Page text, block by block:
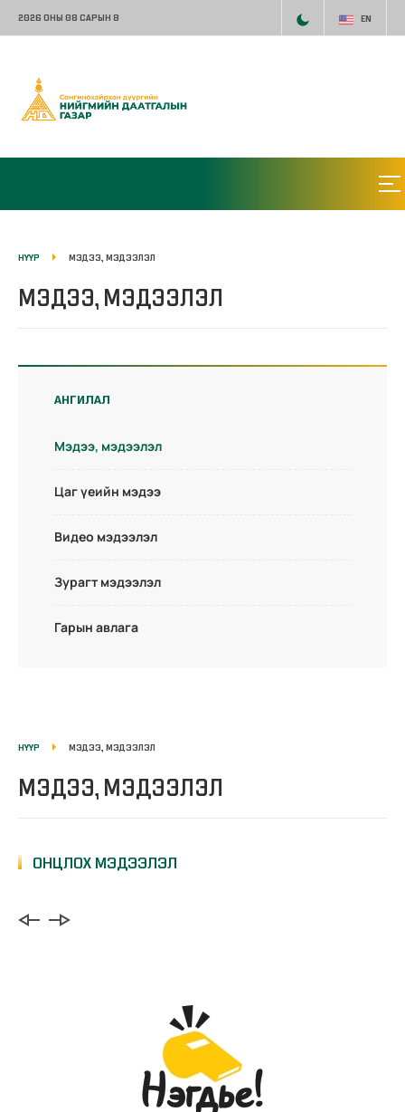
2026 ОНЫ 08 САРЫН 8 EN
НҮҮР МЭДЭЭ, МЭДЭЭЛЭЛ
МЭДЭЭ, МЭДЭЭЛЭЛ
АНГИЛАЛ
Мэдээ, мэдээлэл
Цаг үеийн мэдээ
Видео мэдээлэл
Зурагт мэдээлэл
Гарын авлага
НҮҮР МЭДЭЭ, МЭДЭЭЛЭЛ
МЭДЭЭ, МЭДЭЭЛЭЛ
ОНЦЛОХ МЭДЭЭЛЭЛ